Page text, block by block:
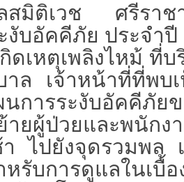
ลสมิติเวช ศรีรา
งับอัคคีภัย ประจำปี
ดเหตุเพลิงไหม้ ที่
บาล เจ้าหน้าที่ที่
การระงับอัคคีภัย
ายผู้ป่วยและพนัก
ไปยังจุดรวมพล
รับการดูแลในเบื้